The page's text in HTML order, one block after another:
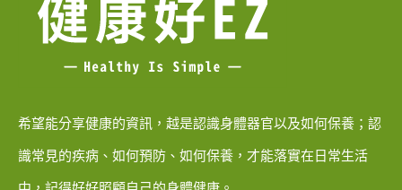
希望能分享健康的資訊，越是認識身體器官以及如何保養；認
識常見的疾病、如何預防、如何保養，才能落實在日常生活